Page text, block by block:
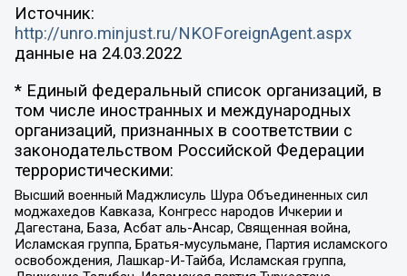
Источник:
http://unro.minjust.ru/NKOForeignAgent.aspx
данные на 24.03.2022
* Единый федеральный список организаций, в
том числе иностранных и международных
организаций, признанных в соответствии с
законодательством Российской Федерации
террористическими:
Высший военный Маджлисуль Шура Объединенных сил
моджахедов Кавказа, Конгресс народов Ичкерии и
Дагестана, База, Асбат аль-Ансар, Священная война,
Исламская группа, Братья-мусульмане, Партия исламского
освобождения, Лашкар-И-Тайба, Исламская группа,